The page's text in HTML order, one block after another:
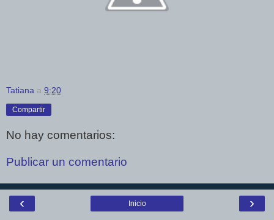
Tatiana a 9:20
Compartir
No hay comentarios:
Publicar un comentario
‹ ›
Inicio